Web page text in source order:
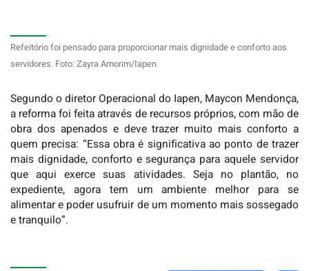
Refeitório foi pensado para proporcionar mais dignidade e conforto aos
servidores. Foto: Zayra Amorim/Iapen
Segundo o diretor Operacional do Iapen, Maycon Mendonça,
a reforma foi feita através de recursos próprios, com mão de
obra dos apenados e deve trazer muito mais conforto a
quem precisa: “Essa obra é significativa ao ponto de trazer
mais dignidade, conforto e segurança para aquele servidor
que aqui exerce suas atividades. Seja no plantão, no
expediente, agora tem um ambiente melhor para se
alimentar e poder usufruir de um momento mais sossegado
e tranquilo”.